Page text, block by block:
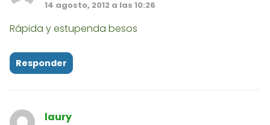
14 agosto, 2012 a las 10:26
Rápida y estupenda besos
Responder
laury